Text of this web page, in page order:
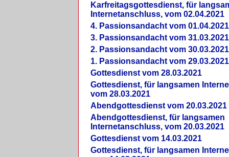
Karfreitagsgottesdienst, für
Internetanschluss, vom 02.04.2021
4. Passionsandacht vom 01.04.2021
3. Passionsandacht vom 31.03.2021
2. Passionsandacht vom 30.03.2021
1. Passionsandacht vom 29.03.2021
Gottesdienst vom 28.03.2021
Gottesdienst, für langsamen
vom 28.03.2021
Abendgottesdienst vom 20.03.2021
Abendgottesdienst, für langsamen
Internetanschluss, vom 20.03.2021
Gottesdienst vom 14.03.2021
Gottesdienst, für langsamen